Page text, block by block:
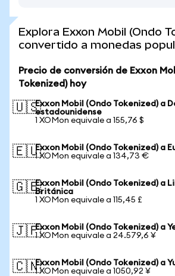
Explora Exxon Mobil (Ondo
convertido a monedas
Precio de conversión de Exxon
Tokenized) hoy
🇺🇸Exxon Mobil (Ondo Tokenized) a
estadounidense
1 XOMon equivale a 155,76 $
🇪🇺Exxon Mobil (Ondo Tokenized) a
1 XOMon equivale a 134,73 €
🇬🇧Exxon Mobil (Ondo Tokenized) a
Británica
1 XOMon equivale a 115,45 £
🇯🇵Exxon Mobil (Ondo Tokenized) a
1 XOMon equivale a 24.579,6 ¥
🇨🇳Exxon Mobil (Ondo Tokenized) a
1 XOMon equivale a 1050,92 ¥